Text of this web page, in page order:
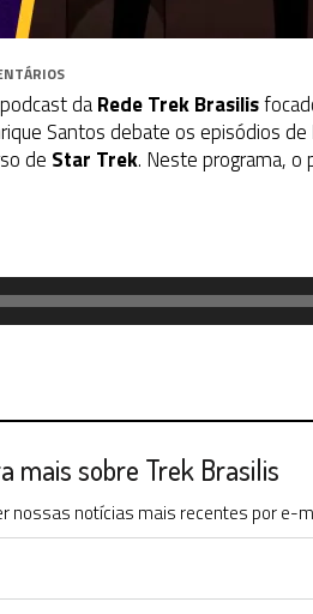
daRede Trek Brasilis
Santos debate os episódios de
de Star Trek. Neste programa, o
mais sobre Trek Brasilis
nossas notícias mais recentes por e-